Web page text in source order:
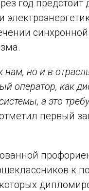
год предстоит
но и в
оператор, как
а это
первый
к